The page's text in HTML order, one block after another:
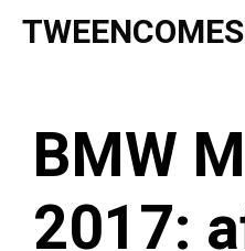
Saltar
BMW
2017: